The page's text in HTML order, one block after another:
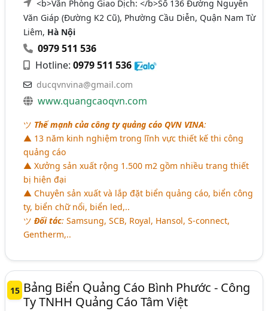
<b>Văn Phòng Giao Dịch: </b>Số 136 Đường Nguyễn
Văn Giáp (Đường K2 Cũ), Phường Cầu Diễn, Quận Nam Từ
Liêm, Hà Nội
0979 511 536
Hotline:0979 511 536
ducqvnvina@gmail.com
www.quangcaoqvn.com
ツ Thế mạnh của công ty quảng cáo QVN VINA:
▲ 13 năm kinh nghiệm trong lĩnh vực thiết kế thi công
quảng cáo
▲ Xưởng sản xuất rộng 1.500 m2 gồm nhiều trang thiết
bị hiện đại
▲ Chuyên sản xuất và lắp đặt biển quảng cáo, biển công
ty, biển chữ nổi, biển led,..
ツĐối tác: Samsung, SCB, Royal, Hansol, S-connect,
Gentherm,..
15 Bảng Biển Quảng Cáo Bình Phước - Công
Ty TNHH Quảng Cáo Tâm Việt